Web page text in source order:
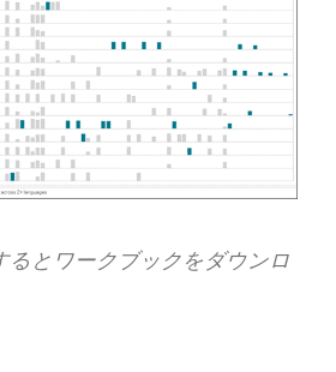
るとワークブックをダウンロ